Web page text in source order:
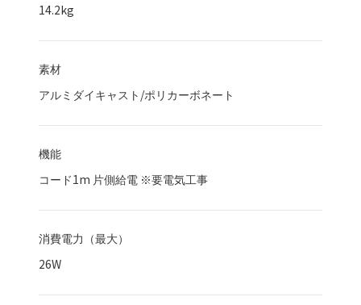
14.2kg
素材
アルミダイキャスト/ポリカーボネート
機能
コード1m 片側給電 ※要電気工事
消費電力（最大）
26W